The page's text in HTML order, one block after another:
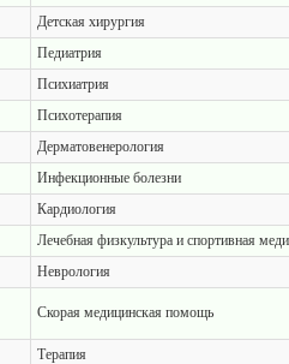
Детская хирургия
Педиатрия
Психиатрия
Психотерапия
Дерматовенерология
Инфекционные болезни
Кардиология
Лечебная физкультура и спортивная
Неврология
Скорая медицинская помощь
Терапия